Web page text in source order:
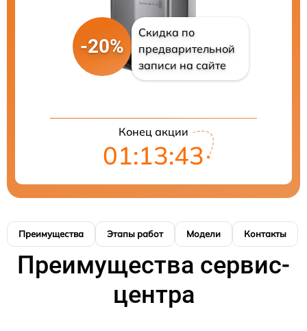
-20%
Скидка по
предварительной
записи на сайте
Конец акции
01:13:43
Преимущества Этапы работ Модели Контакты
Преимущества сервис-
центра